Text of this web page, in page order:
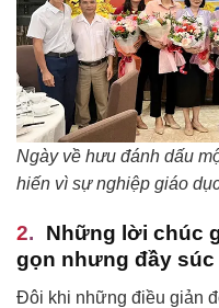
Ngày về hưu đánh dấu
hiến vì sự nghiệp giáo
Những lời chúc
gọn nhưng đầy súc
Đôi khi những điều giản